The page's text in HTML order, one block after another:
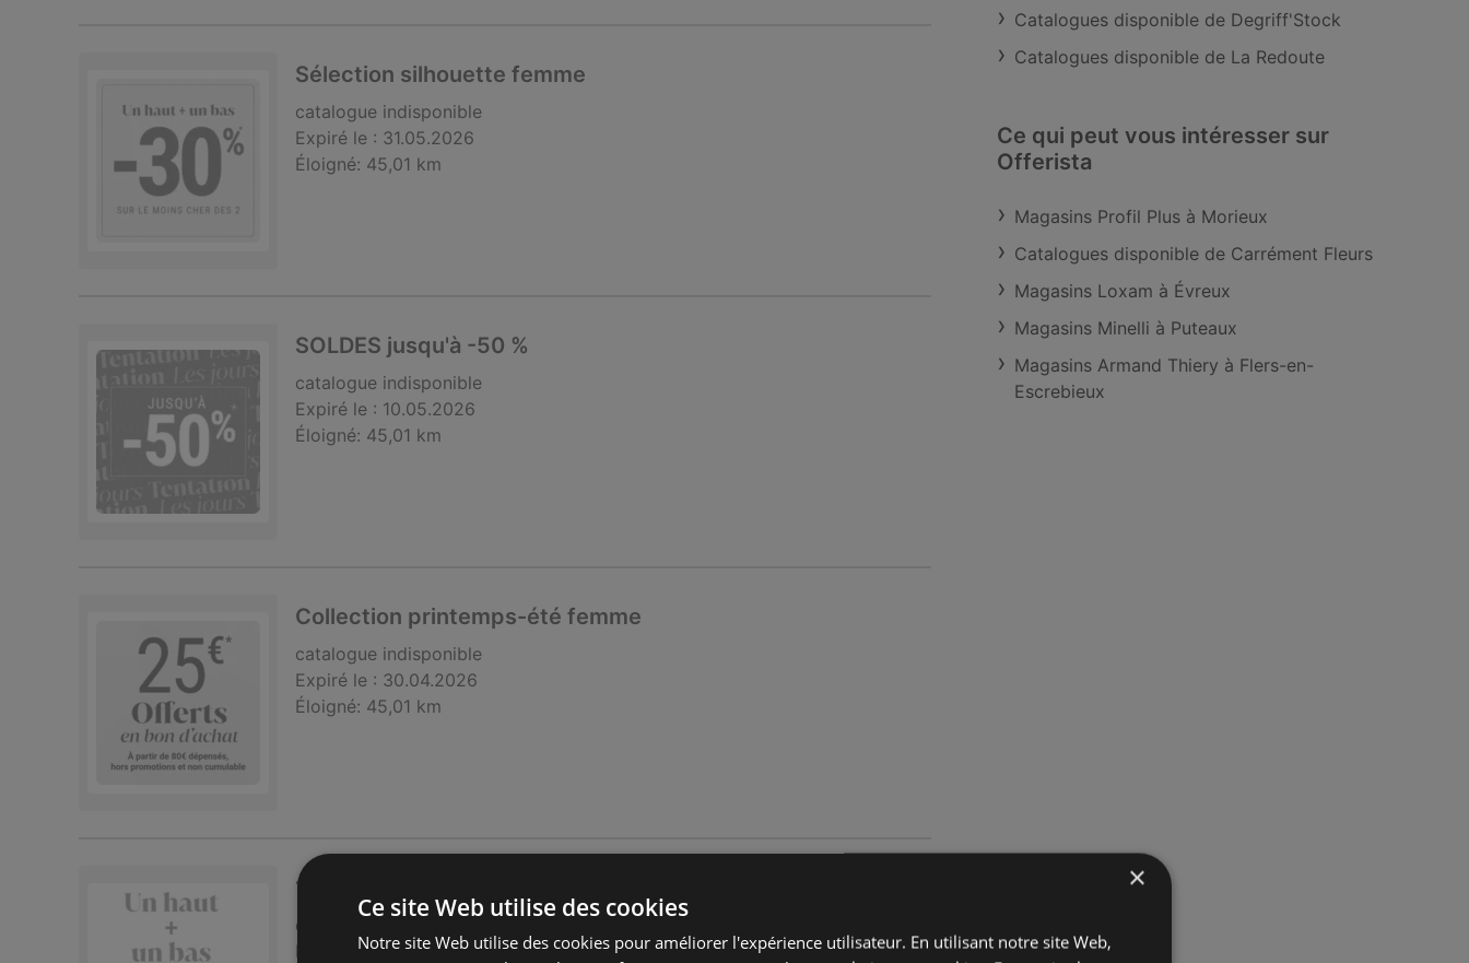
Sélection silhouette femme
catalogue indisponible
Expiré le : 31.05.2026
Éloigné: 45,01 km
SOLDES jusqu'à -50 %
catalogue indisponible
Expiré le : 10.05.2026
Éloigné: 45,01 km
Collection printemps-été femme
catalogue indisponible
Expiré le : 30.04.2026
Éloigné: 45,01 km
1 haut + 1 bas = -30%* sur le moins cher des 2 femme
catalogue
Expiré le : 12.04.2026
Catalogues disponible de Degriff'Stock
Catalogues disponible de La Redoute
Ce qui peut vous intéresser sur
Offerista
Magasins Profil Plus à Morieux
Catalogues disponible de Carrément Fleurs
Magasins Loxam à Évreux
Magasins Minelli à Puteaux
Magasins Armand Thiery à Flers-en-
Escrebieux
×
Ce site Web utilise des cookies
Notre site Web utilise des cookies pour améliorer l'expérience utilisateur. En utilisant notre site Web,